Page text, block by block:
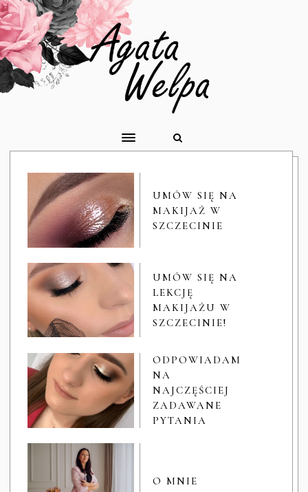
UMÓW SIĘ NA
MAKIJAŻ W
SZCZECINIE
UMÓW SIĘ NA
LEKCJĘ
MAKIJAŻU W
SZCZECINIE!
ODPOWIADAM
NA
NAJCZĘŚCIEJ
ZADAWANE
PYTANIA
O MNIE